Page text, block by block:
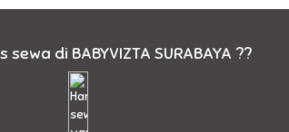
di BABYVIZTA SURABAYA ??